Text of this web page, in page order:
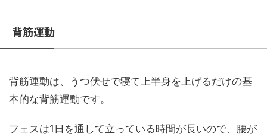
背筋運動
背筋運動は、うつ伏せで寝て上半身を上げるだけの基
本的な背筋運動です。
フェスは1日を通して立っている時間が長いので、腰が